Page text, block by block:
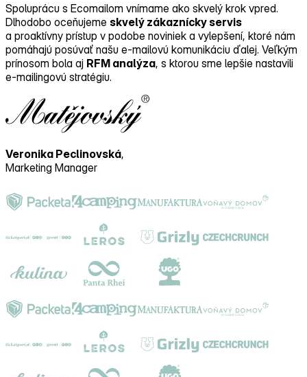
Spoluprácu s Ecomailom vnímame ako skvelý krok vpred.
Dlhodobo oceňujeme skvelý zákaznícky servis
a proaktívny prístup v podobe noviniek a vylepšení, ktoré nám
pomáhajú posúvať našu e‑mailovú komunikáciu ďalej. Veľkým
prínosom bola aj RFM analýza, s ktorou sme lepšie nastavili
e‑mailingovú stratégiu.
Veronika Peclinovská,
Marketing Manager